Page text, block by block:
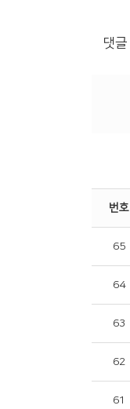
댓글
번호
65
64
63
62
61